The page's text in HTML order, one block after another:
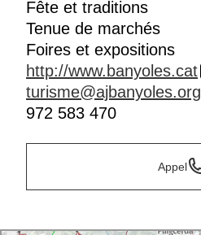
Fête et traditions
Tenue de marchés
Foires et expositions
http://www.banyoles.cat
turisme@ajbanyoles.org
972 583 470
Appel